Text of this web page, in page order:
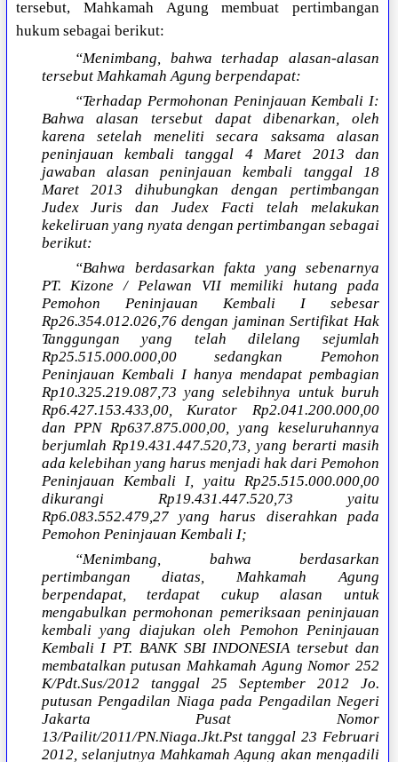
tersebut, Mahkamah Agung membuat pertimbangan
hukum sebagai berikut:
“Menimbang, bahwa terhadap alasan-alasan
tersebut Mahkamah Agung berpendapat:
“Terhadap Permohonan Peninjauan Kembali I:
Bahwa alasan tersebut dapat dibenarkan, oleh
karena setelah meneliti secara saksama alasan
peninjauan kembali tanggal 4 Maret 2013 dan
jawaban alasan peninjauan kembali tanggal 18
Maret 2013 dihubungkan dengan pertimbangan
Judex Juris dan Judex Facti telah melakukan
kekeliruan yang nyata dengan pertimbangan sebagai
berikut:
“Bahwa berdasarkan fakta yang sebenarnya
PT. Kizone / Pelawan VII memiliki hutang pada
Pemohon Peninjauan Kembali I sebesar
Rp26.354.012.026,76 dengan jaminan Sertifikat Hak
Tanggungan yang telah dilelang sejumlah
Rp25.515.000.000,00 sedangkan Pemohon
Peninjauan Kembali I hanya mendapat pembagian
Rp10.325.219.087,73 yang selebihnya untuk buruh
Rp6.427.153.433,00, Kurator Rp2.041.200.000,00
dan PPN Rp637.875.000,00, yang keseluruhannya
berjumlah Rp19.431.447.520,73, yang berarti masih
ada kelebihan yang harus menjadi hak dari Pemohon
Peninjauan Kembali I, yaitu Rp25.515.000.000,00
dikurangi Rp19.431.447.520,73 yaitu
Rp6.083.552.479,27 yang harus diserahkan pada
Pemohon Peninjauan Kembali I;
“Menimbang, bahwa berdasarkan
pertimbangan diatas, Mahkamah Agung
berpendapat, terdapat cukup alasan untuk
mengabulkan permohonan pemeriksaan peninjauan
kembali yang diajukan oleh Pemohon Peninjauan
Kembali I PT. BANK SBI INDONESIA tersebut dan
membatalkan putusan Mahkamah Agung Nomor 252
K/Pdt.Sus/2012 tanggal 25 September 2012 Jo.
putusan Pengadilan Niaga pada Pengadilan Negeri
Jakarta Pusat Nomor
13/Pailit/2011/PN.Niaga.Jkt.Pst tanggal 23 Februari
2012, selanjutnya Mahkamah Agung akan mengadili